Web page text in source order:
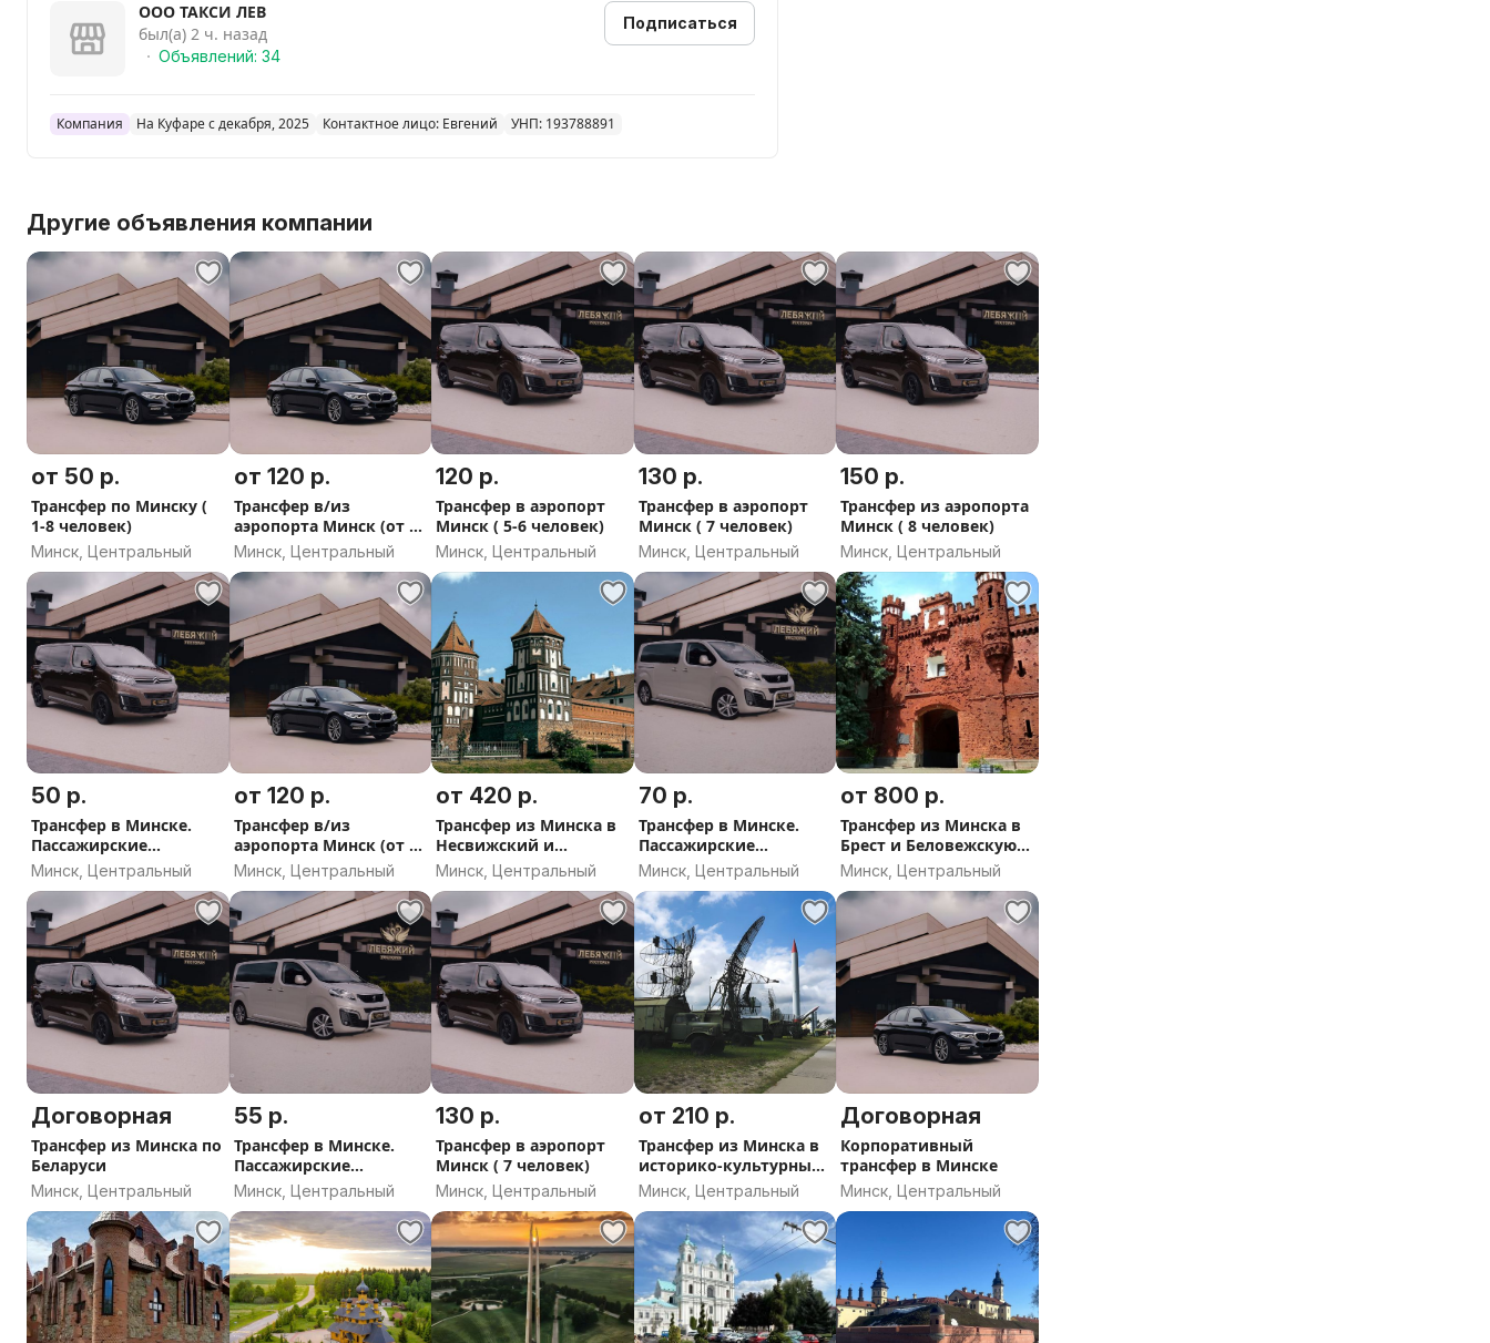
В агроусадьбы и загородные отели: По всей Минской и соседним областям.
В другие города Беларуси: Брест, Гродно, Витебск, Гомель, Могилёв. Доставим до
1. Комфорт на любом расстоянии
Наши автомобили созданы для длинных маршрутов:
Для 1-4 человек: Просторные седаны (Geely Emgrand 7, Volkswagen Passat, Škoda
Octavia). Тишина в салоне и плавный ход.
Для 5-8 человек: Минивэны (Volkswagen Caddy, Citroën SpaceTourer, Toyota ProAce
Verso). Места хватит всем и всему багажу.
В салоне: Кондиционер, Wi-Fi, бутилированная вода. Бесплатные детские кресла по
запросу.
2. Водители-профессионалы для дальних дорог
За рулём — опытные водители, которые:
Отлично знают дороги Беларуси и логистику между городами.
Соблюдают ПДД и скоростной режим для вашей безопасности.
Аккуратны, вежливы и пунктуальны. Могут стать хорошими собеседниками в пути или
обеспечить тишину, если вам нужно отдохнуть.
3. Чёткая организация и фиксированная цена
Стоимость рассчитывается и фиксируется при заказе. Никаких скрытых надбавок за
выезд за МКАД или пробки.
Мы заранее согласуем с вами точный маршрут, время выезда и подачи машины.
Вы можете заказать как поездку в одну сторону, так и трансфер туда-обратно с
ожиданием.
Закажите трансфер — и наслаждайтесь дорогой к отдыху или важной встрече без
лишних хлопот!
ООО ТАКСИ ЛЕВ
был(а) 2 ч. назад
Объявлений: 34
Подписаться
Компания На Куфаре с декабря, 2025 Контактное лицо: Евгений УНП: 193788891
Другие объявления компании
от 50 р.
Трансфер по Минску (
1-8 человек)
Минск, Центральный
от 120 р.
Трансфер в/из
аэропорта Минск (от 1
до 8 человек)
Минск, Центральный
120 р.
Трансфер в аэропорт
Минск ( 5-6 человек)
Минск, Центральный
130 р.
Трансфер в аэропорт
Минск ( 7 человек)
Минск, Центральный
150 р.
Трансфер из аэропорта
Минск ( 8 человек)
Минск, Центральный
50 р.
Трансфер в Минске.
Пассажирские
перевозки
Минск, Центральный
от 120 р.
Трансфер в/из
аэропорта Минск (от 1
до 8 человек)
Минск, Центральный
от 420 р.
Трансфер из Минска в
Несвижский и
Мирский замки
Минск, Центральный
70 р.
Трансфер в Минске.
Пассажирские
перевозки
Минск, Центральный
от 800 р.
Трансфер из Минска в
Брест и Беловежскую
пущу и обратно
Минск, Центральный
Договорная
Трансфер из Минска по
Беларуси
Минск, Центральный
55 р.
Трансфер в Минске.
Пассажирские
перевозки
Минск, Центральный
130 р.
Трансфер в аэропорт
Минск ( 7 человек)
Минск, Центральный
от 210 р.
Трансфер из Минска в
историко-культурный
комплекс ''Линия
Сталина'' и обратно
Минск, Центральный
Договорная
Корпоративный
трансфер в Минске
Минск, Центральный